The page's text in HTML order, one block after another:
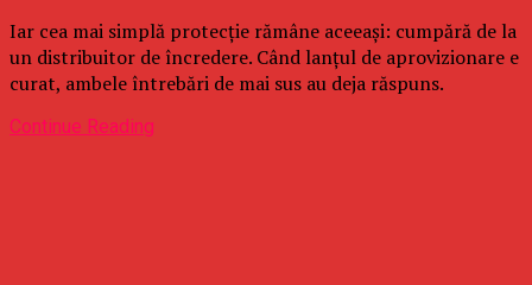
Iar cea mai simplă protecție rămâne aceeași: cumpără de la
un distribuitor de încredere. Când lanțul de aprovizionare e
curat, ambele întrebări de mai sus au deja răspuns.
Continue Reading